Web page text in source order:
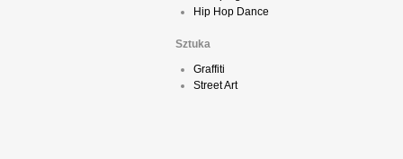
Hip Hop Dance
Sztuka
Graffiti
Street Art